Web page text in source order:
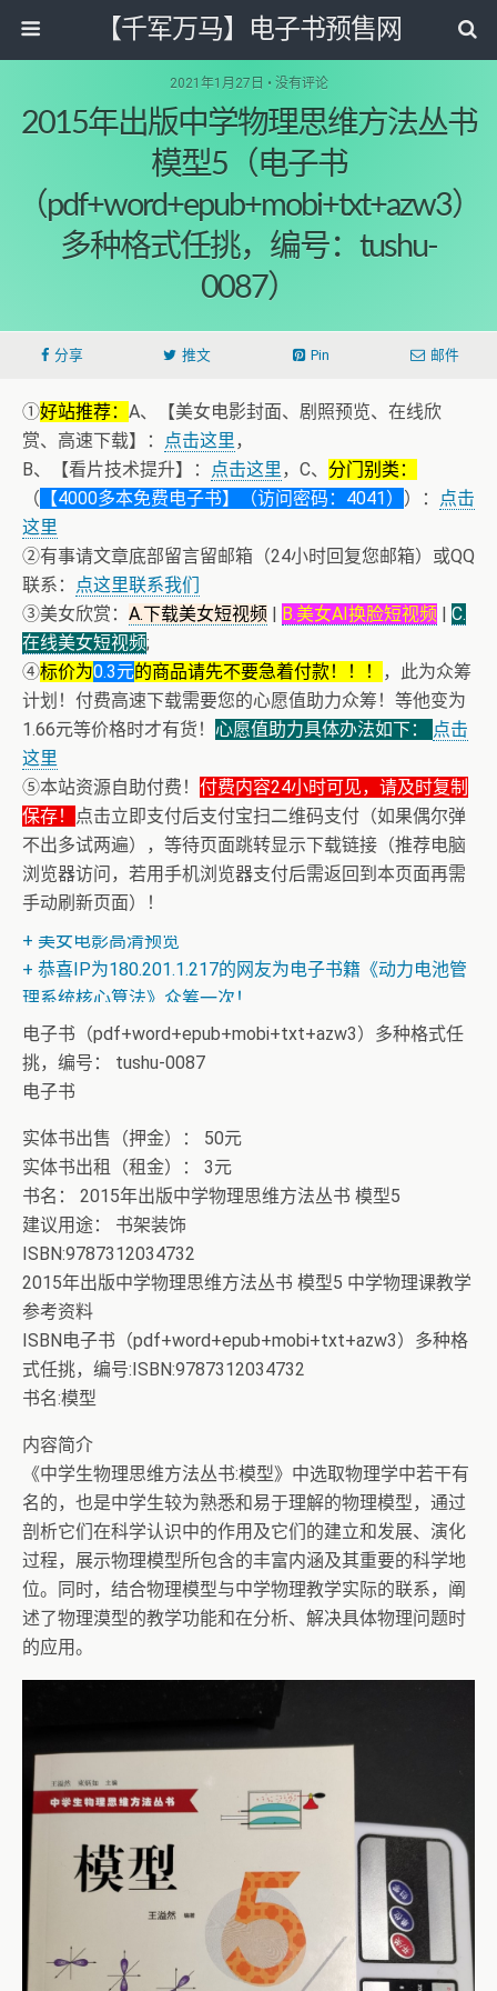
【千军万马】电子书预售网
2021年1月27日 • 没有评论
2015年出版中学物理思维方法丛书
模型5（电子书
（pdf+word+epub+mobi+txt+azw3）
多种格式任挑，编号：tushu-
0087）
分享 推文 Pin 邮件
①好站推荐： A、【美女电影封面、剧照预览、在线欣
赏、高速下载】：
点击这里，
B、【看片技术提升】：
点击这里，C、 分门别类：
（ 【4000多本免费电子书】（访问密码：4041） ）：
点击
这里
②有事请文章底部留言留邮箱（24小时回复您邮箱）或QQ
联系：
点这里联系我们
③美女欣赏： A.下载美女短视频 | B.美女AI换脸短视频 | C.
在线美女短视频;
④标价为0.3元的商品请先不要急着付款！！！
，此为众筹
计划！付费高速下载需要您的心愿值助力众筹！等他变为
1.66元等价格时才有货！ 心愿值助力具体办法如下：
点击
这里
⑤本站资源自助付费！ 付费内容24小时可见，请及时复制
保存！
点击立即支付后支付宝扫二维码支付（如果偶尔弹
不出多试两遍），等待页面跳转显示下载链接（推荐电脑
浏览器访问，若用手机浏览器支付后需返回到本页面再需
手动刷新页面）！
+ 恭喜IP为180.201.1.217的网友为电子书籍《动力电池管
理系统核心算法》众筹一次！
+ 美女电影高清预览
+ 恭喜IP为180.201.1.217的网友为电子书籍《动力电池管
理系统核心算法》众筹一次！
+ 13位up主齐聚B站跳极乐净土，谁的最有灵魂
电子书（pdf+word+epub+mobi+txt+azw3）多种格式任
挑，编号： tushu-0087
电子书
实体书出售（押金）： 50元
实体书出租（租金）： 3元
书名： 2015年出版中学物理思维方法丛书 模型5
建议用途： 书架装饰
ISBN:9787312034732
2015年出版中学物理思维方法丛书 模型5 中学物理课教学
参考资料
ISBN电子书（pdf+word+epub+mobi+txt+azw3）多种格
式任挑，编号:ISBN:9787312034732
书名:模型
内容简介
《中学生物理思维方法丛书:模型》中选取物理学中若干有
名的，也是中学生较为熟悉和易于理解的物理模型，通过
剖析它们在科学认识中的作用及它们的建立和发展、演化
过程，展示物理模型所包含的丰富内涵及其重要的科学地
位。同时，结合物理模型与中学物理教学实际的联系，阐
述了物理漠型的教学功能和在分析、解决具体物理问题时
的应用。